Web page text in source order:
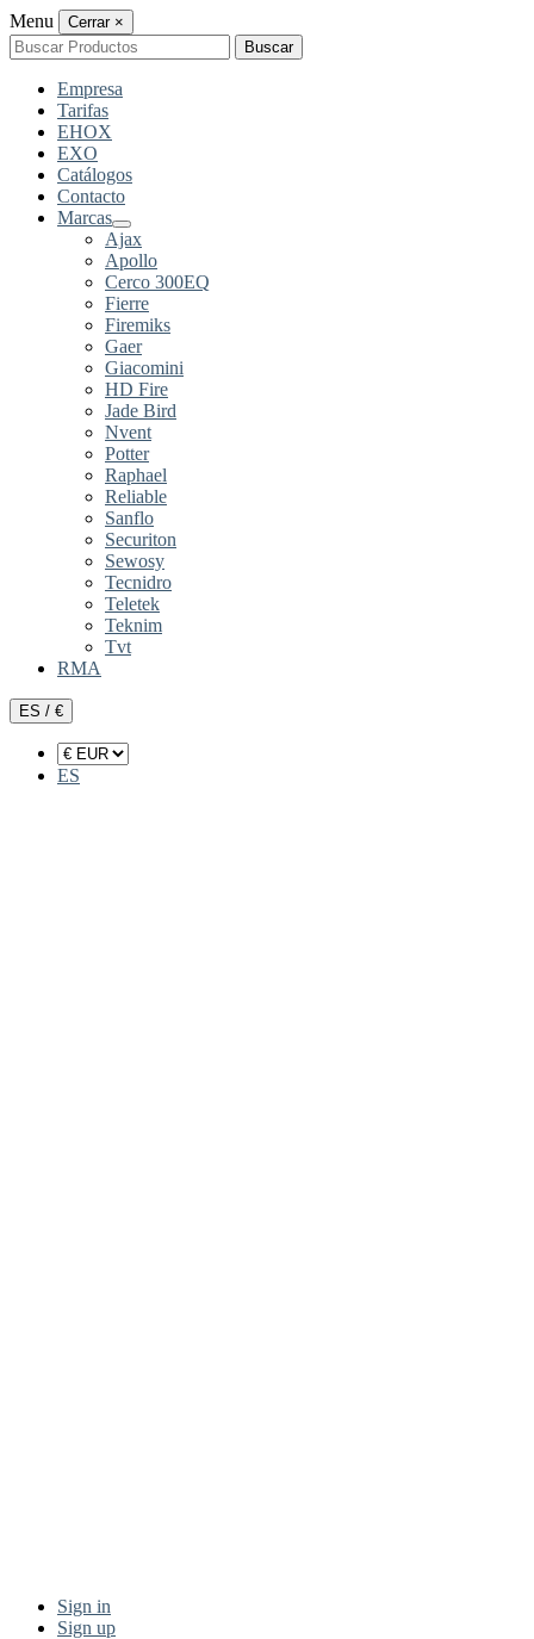
Menu Cerrar ×
Buscar
por:
Buscar
Empresa
Tarifas
EHOX
EXO
Catálogos
Contacto
Marcas
Ajax
Apollo
Cerco 300EQ
Fierre
Firemiks
Gaer
Giacomini
HD Fire
Jade Bird
Nvent
Potter
Raphael
Reliable
Sanflo
Securiton
Sewosy
Tecnidro
Teletek
Teknim
Tvt
RMA
ES / €
ES
Sign in
Sign up